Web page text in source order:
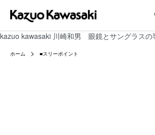
kazuo kawasaki 川崎和男 眼鏡とサングラスの
ホーム ■スリーポイント